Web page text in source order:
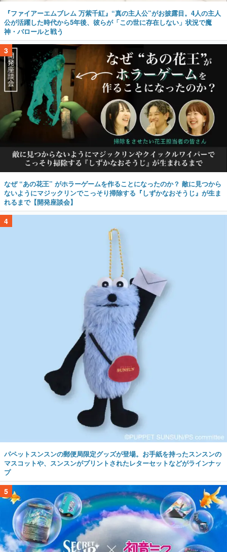
『ファイアーエムブレム 万紫千紅』“真の主人公”がお披露目。4人の主人
公が活躍した時代から5年後、彼らが「この世に存在しない」状況で魔
神・バロールと戦う
3
なぜ “あの花王” がホラーゲームを作ることになったのか？ 敵に見つから
ないようにマジックリンでこっそり掃除する『しずかなおそうじ』が生ま
れるまで【開発座談会】
4
パペットスンスンの郵便局限定グッズが登場。お手紙を持ったスンスンの
マスコットや、スンスンがプリントされたレターセットなどがラインナッ
プ
5